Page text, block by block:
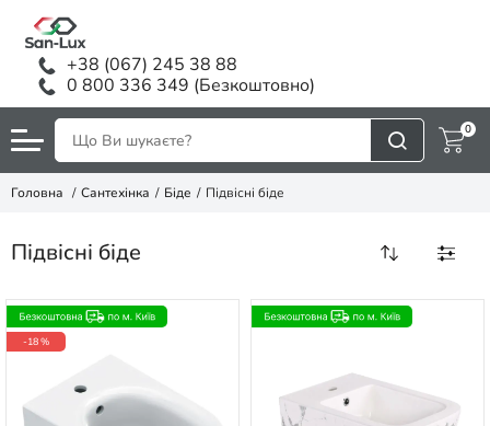
+38 (067) 245 38 88
0 800 336 349 (Безкоштовно)
0
Головна Сантехінка Біде Підвісні біде
Підвісні біде
-18 %